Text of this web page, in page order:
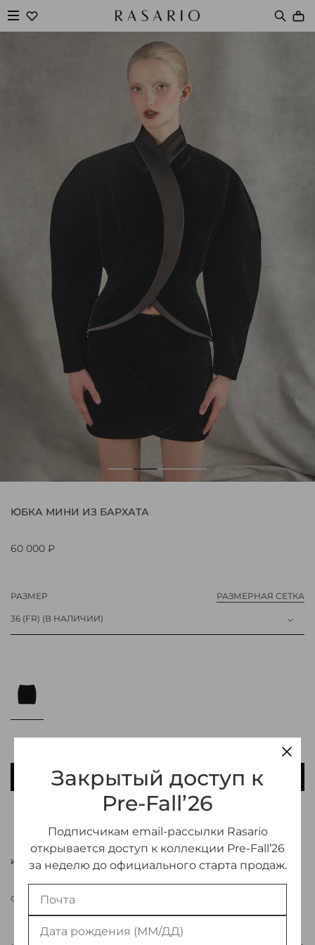
ЮБКА МИНИ ИЗ БАРХАТА
60 000 ₽
РАЗМЕР РАЗМЕРНАЯ СЕТКА
36 (FR) (В НАЛИЧИИ)
В КОРЗИНУ
ДОБАВИТЬ В ИЗБРАННОЕ
ИНФОРМАЦИЯ О ТОВАРЕ
СВЯЗАТЬСЯ С МЕНЕДЖЕРОМ
Закрытый доступ к
Pre-Fall’26
Подписчикам email-рассылки Rasario
открывается доступ к коллекции Pre-Fall’26
за неделю до официального старта продаж.